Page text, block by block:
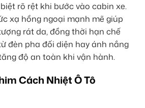
rõ rệt khi bước vào cabin xe.
xạ hồng ngoại mạnh mẽ giúp
rát da, đồng thời hạn chế
đèn pha đối diện hay ánh nắng
độ an toàn khi vận hành.
Cách Nhiệt Ô Tô